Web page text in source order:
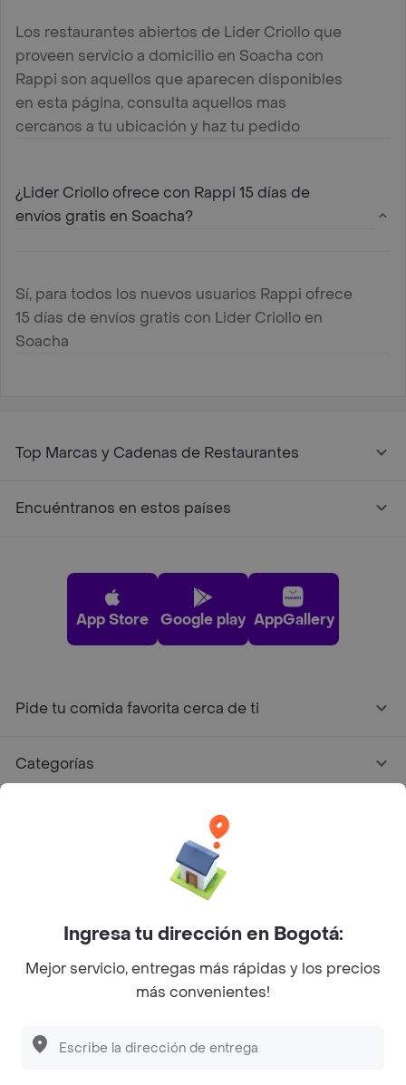
Descubre las PROMOCIONES que tenemos
Los restaurantes abiertos de Lider Criollo que
proveen servicio a domicilio en Soacha con
Rappi son aquellos que aparecen disponibles
en esta página, consulta aquellos mas
cercanos a tu ubicación y haz tu pedido
¿Lider Criollo ofrece con Rappi 15 días de
envíos gratis en Soacha?
Sí, para todos los nuevos usuarios Rappi ofrece
15 días de envíos gratis con Lider Criollo en
Soacha
Top Marcas y Cadenas de Restaurantes
Encuéntranos en estos países
App Store Google play AppGallery
Pide tu comida favorita cerca de ti
Categorías
Facebook
Twitter
Instagram
©2026Rappi Inc. All rights reserved.
Ingresa tu dirección en Bogotá:
Mejor servicio, entregas más rápidas y los precios
más convenientes!